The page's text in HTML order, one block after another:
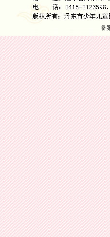
备